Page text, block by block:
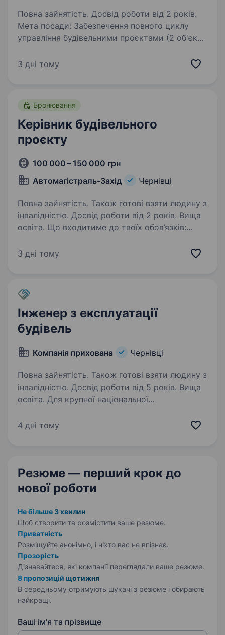
Повна зайнятість. Досвід роботи від 2 років.
Мета посади: Забезпечення повного циклу
управління будівельними проєктами (2 об'єкти
до введення об'єкта в експлуатацію —
3 дні тому
Бронювання
Керівник будівельного
проєкту
100 000 – 150 000 грн
Автомагістраль-Захід
Чернівці
Повна зайнятість. Також готові взяти людину з
інвалідністю. Досвід роботи від 2 років. Вища
освіта. Що входитиме до твоїх обов’язків:
від планування до здачі об'єкта
дотримання термінів…
3 дні тому
Інженер з експлуатації
будівель
Компанія прихована Чернівці
Повна зайнятість. Також готові взяти людину з
інвалідністю. Досвід роботи від 5 років. Вища
освіта. Для крупної національної
з експлуатації будівель в м. Чернівці Компанія
4 дні тому
Резюме — перший крок до
нової роботи
Не більше 3 хвилин
Щоб створити та розмістити ваше резюме.
Приватність
Розміщуйте анонімно, і ніхто вас не впізнає.
Прозорість
Дізнавайтеся, які компанії переглядали ваше резюме.
8 пропозицій щотижня
В середньому отримують шукачі з резюме і обирають
найкращі.
Ваші ім'я та прізвище